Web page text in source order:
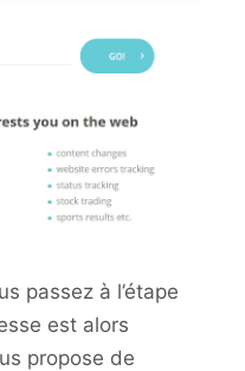
passez à l’étape
est alors
propose de